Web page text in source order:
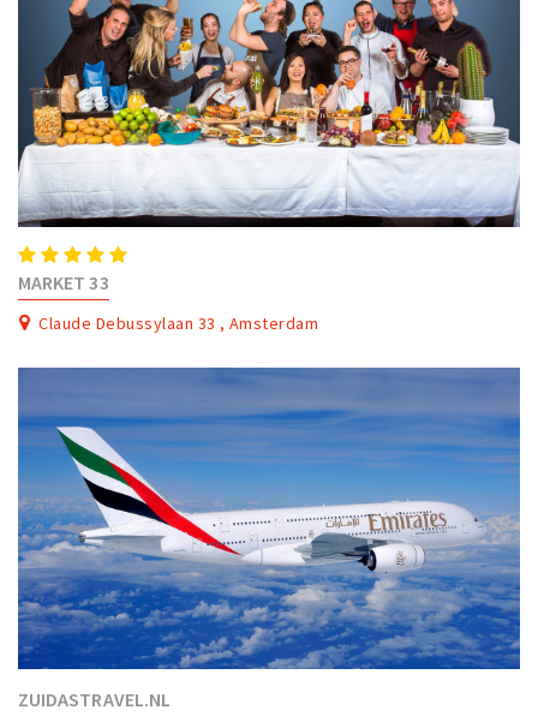
MARKET 33
Claude Debussylaan 33 , Amsterdam
ZUIDASTRAVEL.NL